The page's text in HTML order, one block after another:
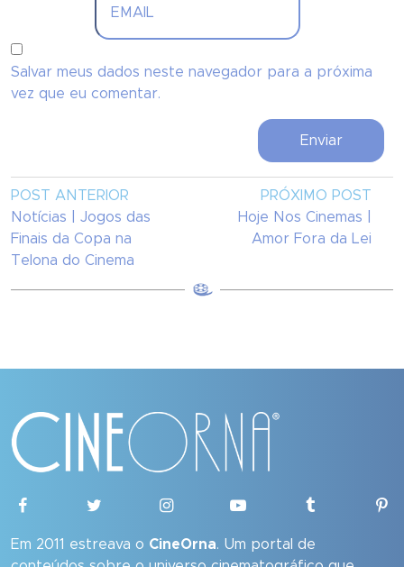
Salvar meus dados neste navegador para a próxima
vez que eu comentar.
POST ANTERIOR
Notícias | Jogos das
Finais da Copa na
Telona do Cinema
PRÓXIMO POST
Hoje Nos Cinemas |
Amor Fora da Lei
Em 2011 estreava o CineOrna. Um portal de